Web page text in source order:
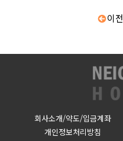
이전
회사소개/약도/입금계좌
개인정보처리방침